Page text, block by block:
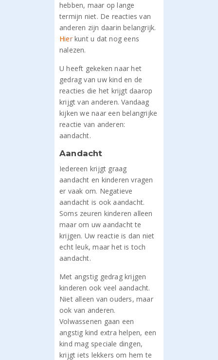
hebben, maar op lange
termijn niet. De reacties van
anderen zijn daarin belangrijk.
Hierkunt u dat nog eens
nalezen.
U heeft gekeken naar het
gedrag van uw kind en de
reacties die het krijgt daarop
krijgt van anderen. Vandaag
kijken we naar een belangrijke
reactie van anderen:
aandacht.
Aandacht
Iedereen krijgt graag
aandacht en kinderen vragen
er vaak om. Negatieve
aandacht is ook aandacht.
Soms zeuren kinderen alleen
maar om uw aandacht te
krijgen. Uw reactie is dan niet
echt leuk, maar het is toch
aandacht.
Met angstig gedrag krijgen
kinderen ook veel aandacht.
Niet alleen van ouders, maar
ook van anderen.
Volwassenen gaan een
angstig kind extra helpen, een
kind mag speciale dingen,
krijgt iets lekkers om hem te